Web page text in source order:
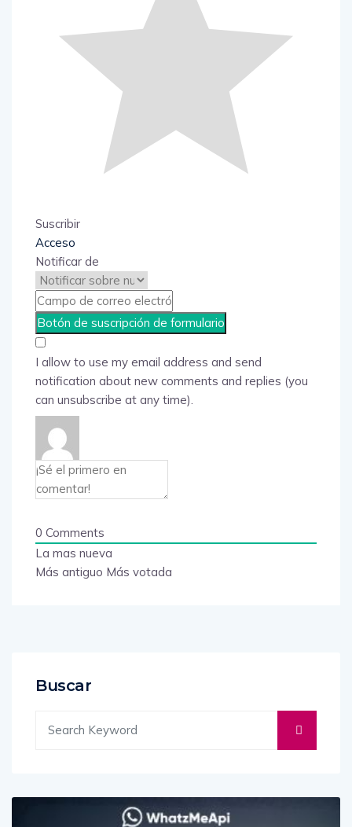
Suscribir
Acceso
Notificar de
I allow to use my email address and send
notification about new comments and replies (you
can unsubscribe at any time).
0 Comments
La mas nueva
Más antiguo Más votada
Buscar